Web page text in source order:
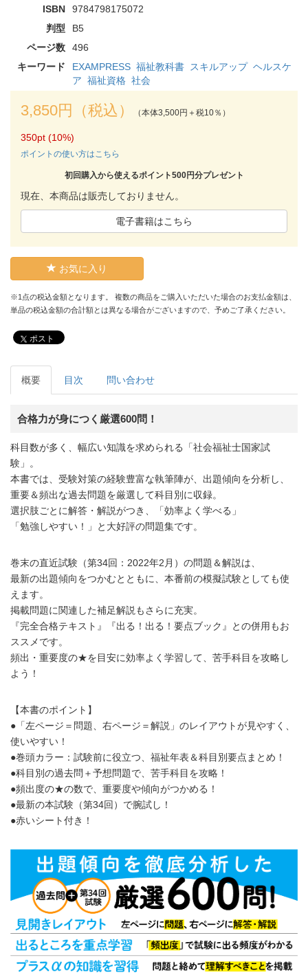
ISBN
9784798175072
判型
B5
ページ数
496
キーワード
EXAMPRESS 福祉教科書 スキルアップ ヘルスケ
ア 福祉資格 社会
3,850円（税込） （本体3,500円＋税10％）
350pt (10%)
ポイントの使い方はこちら
初回購入から使えるポイント500円分プレゼント
現在、本商品は販売しておりません。
電子書籍はこちら
お気に入り
※1点の税込金額となります。 複数の商品をご購入いただいた場合のお支払金額は、
単品の税込金額の合計額とは異なる場合がございますので、予めご了承ください。
ポスト
概要 目次 問い合わせ
合格力が身につく厳選600問！
科目数が多く、幅広い知識を求められる「社会福祉士国家試
験」。
本書では、受験対策の経験豊富な執筆陣が、出題傾向を分析し、
重要＆頻出な過去問題を厳選して科目別に収録。
選択肢ごとに解答・解説がつき、「効率よく学べる」
「勉強しやすい！」と大好評の問題集です。
巻末の直近試験（第34回：2022年2月）の問題＆解説は、
最新の出題傾向をつかむとともに、本番前の模擬試験としても使
えます。
掲載問題に関連した補足解説もさらに充実。
『完全合格テキスト』『出る！出る！要点ブック』との併用もお
ススメです。
頻出・重要度の★を目安に効率よく学習して、苦手科目を攻略し
よう！
【本書のポイント】
●「左ページ＝問題、右ページ＝解説」のレイアウトが見やすく、
使いやすい！
●巻頭カラー：試験前に役立つ、福祉年表＆科目別要点まとめ！
●科目別の過去問＋予想問題で、苦手科目を攻略！
●頻出度の★の数で、重要度や傾向がつかめる！
●最新の本試験（第34回）で腕試し！
●赤いシート付き！